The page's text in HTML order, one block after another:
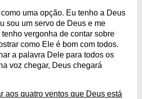
uma opção. Eu tenho a Deus
sou um servo de Deus e me
vergonha de contar sobre
como Ele é bom com todos.
a palavra Dele para todos os
voz chegar, Deus chegará
aos quatro ventos que Deus está